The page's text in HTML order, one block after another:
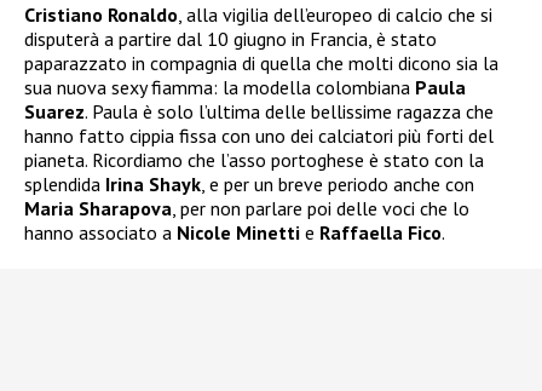
Cristiano Ronaldo , alla vigilia dell’europeo di calcio che si
disputerà a partire dal 10 giugno in Francia, è stato
paparazzato in compagnia di quella che molti dicono sia la
sua nuova sexy fiamma: la modella colombiana Paula
Suarez. Paula è solo l’ultima delle bellissime ragazza che
hanno fatto cippia fissa con uno dei calciatori più forti del
pianeta. Ricordiamo che l’asso portoghese è stato con la
splendida Irina Shayk , e per un breve periodo anche con
Maria Sharapova , per non parlare poi delle voci che lo
hanno associato a Nicole Minetti e Raffaella Fico.